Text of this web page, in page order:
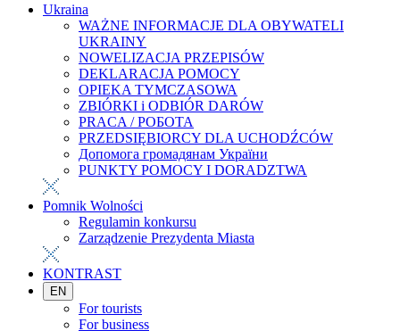
Ukraina
WAŻNE INFORMACJE DLA OBYWATELI
UKRAINY
NOWELIZACJA PRZEPISÓW
DEKLARACJA POMOCY
OPIEKA TYMCZASOWA
ZBIÓRKI i ODBIÓR DARÓW
PRACA / РОБОТА
PRZEDSIĘBIORCY DLA UCHODŹCÓW
Допомога громадянам України
PUNKTY POMOCY I DORADZTWA
Pomnik Wolności
Regulamin konkursu
Zarządzenie Prezydenta Miasta
KONTRAST
EN
For tourists
For business